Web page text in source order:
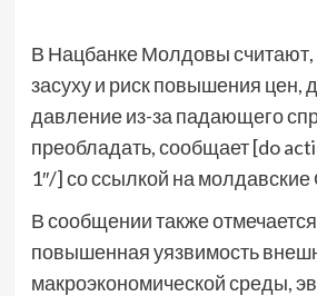
В Нацбанке Молдовы считают,
засуху и риск повышения
давление из-за падающего
преобладать, сообщает [do
1″/] со ссылкой на
В сообщении также
повышенная уязвимость
макроэкономической среды,